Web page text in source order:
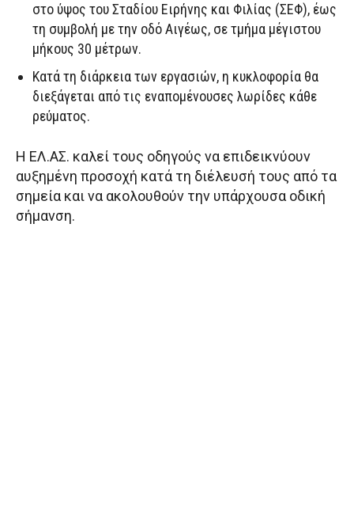
στο ύψος του Σταδίου Ειρήνης και Φιλίας (ΣΕΦ), έως
τη συμβολή με την οδό Αιγέως, σε τμήμα μέγιστου
μήκους 30 μέτρων.
Κατά τη διάρκεια των εργασιών, η κυκλοφορία θα
διεξάγεται από τις εναπομένουσες λωρίδες κάθε
ρεύματος.
Η ΕΛ.ΑΣ. καλεί τους οδηγούς να επιδεικνύουν
αυξημένη προσοχή κατά τη διέλευσή τους από τα
σημεία και να ακολουθούν την υπάρχουσα οδική
σήμανση.